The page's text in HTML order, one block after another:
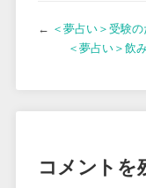
← ＜夢占い＞受験
＜夢占い＞飲
コメントを